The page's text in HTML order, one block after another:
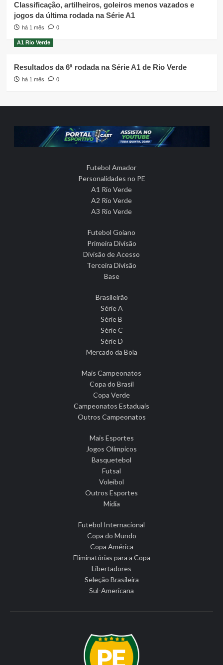
Classificação, artilheiros, goleiros menos vazados e
jogos da última rodada na Série A1
há 1 mês 0
A1 Rio Verde
Resultados da 6ª rodada na Série A1 de Rio Verde
há 1 mês 0
Futebol Amador
Personalidades no PE
A1 Rio Verde
A2 Rio Verde
A3 Rio Verde
Futebol Goiano
Primeira Divisão
Divisão de Acesso
Terceira Divisão
Base
Brasileirão
Série A
Série B
Série C
Série D
Mercado da Bola
Mais Campeonatos
Copa do Brasil
Copa Verde
Campeonatos Estaduais
Outros Campeonatos
Mais Esportes
Jogos Olímpicos
Basquetebol
Futsal
Voleibol
Outros Esportes
Mídia
Futebol Internacional
Copa do Mundo
Copa América
Eliminatórias para a Copa
Libertadores
Seleção Brasileira
Sul-Americana